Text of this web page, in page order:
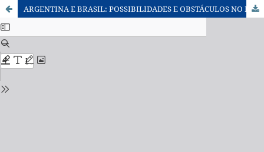
ARGENTINA E BRASIL: POSSIBILIDADES E OBSTÁCULOS NO PROCESSO DE INTEGRAÇÃO TERRITORIAL Arroyo, Mónica e Zusman, Perla (Organizadoras)